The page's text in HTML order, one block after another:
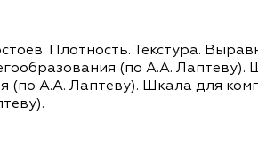
Плотность. Текстура.
(по А.А. Лаптеву).
(по А.А. Лаптеву). Шкала для